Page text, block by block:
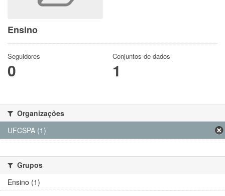
Ensino
Seguidores
0
Conjuntos de dados
1
Organizações
UFCSPA (1)
Grupos
Ensino (1)